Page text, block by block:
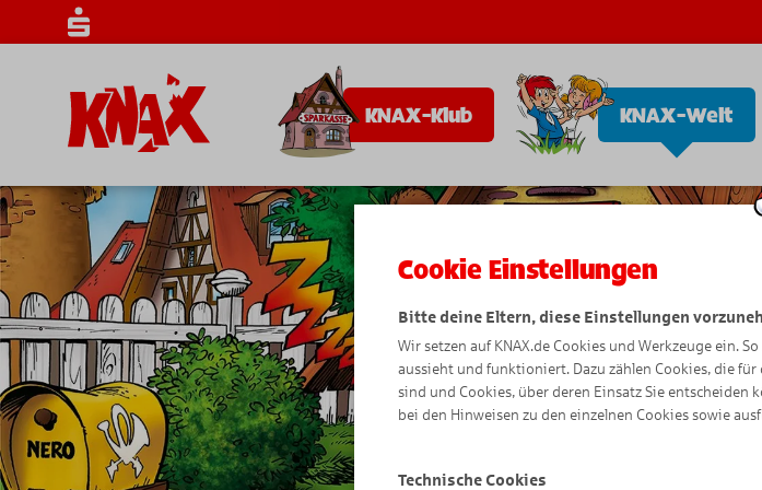
KNAX-Klub KNAX-Welt
Cookie Einstellungen
Bitte deine Eltern, diese Einstellungen
Wir setzen auf KNAX.de Cookies und Werkzeuge ein.
aussieht und funktioniert. Dazu zählen Cookies, die
sind und Cookies, über deren Einsatz Sie
bei den Hinweisen zu den einzelnen Cookies sowie
Technische Cookies